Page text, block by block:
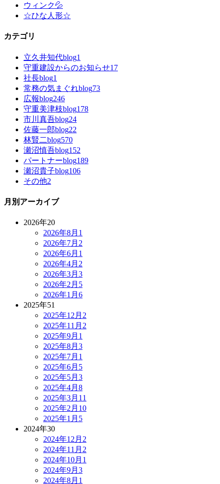
ウィンク💦
☆ひな人形☆
カテゴリ
立久井知代blog1
守重建設からのお知らせ17
社長blog1
常務の気まぐれblog73
広報blog246
守重美津枝blog178
市川真吾blog24
佐藤一郎blog22
林賢二blog570
瀬沼慎吾blog152
パートナーblog189
瀬沼貴子blog106
その他2
月別アーカイブ
2026年20
2026年8月 1
2026年7月 2
2026年6月 1
2026年4月 2
2026年3月 3
2026年2月 5
2026年1月 6
2025年51
2025年12月 2
2025年11月 2
2025年9月 1
2025年8月 3
2025年7月 1
2025年6月 5
2025年5月 3
2025年4月 8
2025年3月 11
2025年2月 10
2025年1月 5
2024年30
2024年12月 2
2024年11月 2
2024年10月 1
2024年9月 3
2024年8月 1